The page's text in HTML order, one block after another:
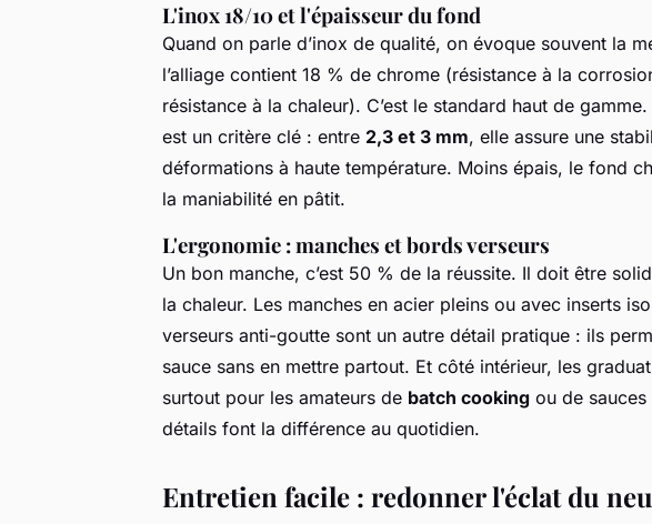
L'inox 18/10 et l'épaisseur du fond
Quand on parle d’inox de qualité, on évoque souvent la
l’alliage contient 18 % de chrome (résistance à la
résistance à la chaleur). C’est le standard haut de
est un critère clé : entre 2,3 et 3 mm, elle assure une
déformations à haute température. Moins épais, le fond
la maniabilité en pâtit.
L'ergonomie : manches et bords verseurs
Un bon manche, c’est 50 % de la réussite. Il doit être
la chaleur. Les manches en acier pleins ou avec inserts
verseurs anti-goutte sont un autre détail pratique : ils
sauce sans en mettre partout. Et côté intérieur, les
surtout pour les amateurs de batch cooking ou de
détails font la différence au quotidien.
Entretien facile : redonner l'éclat du